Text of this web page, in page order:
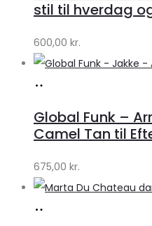
Lykke
stil til hverdag
600,00 kr.
Lykke
Lykke
Global Funk –
Camel Tan til
675,00 kr.